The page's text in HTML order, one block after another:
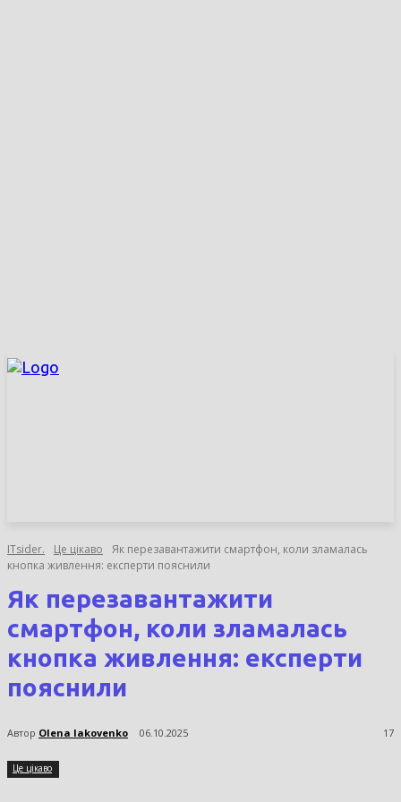
ITsider. Це цікаво
Як перезавантажити смартфон, коли зламалась
кнопка живлення: експерти пояснили
Як перезавантажити
смартфон, коли зламалась
кнопка живлення: експерти
пояснили
Автор Olena Iakovenko 06.10.2025 17
Це цікаво